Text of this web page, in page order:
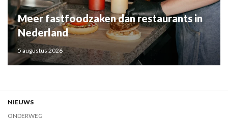
Meer fastfoodzaken dan restaurants in
Nederland
5 augustus 2026
NIEUWS
ONDERWEG